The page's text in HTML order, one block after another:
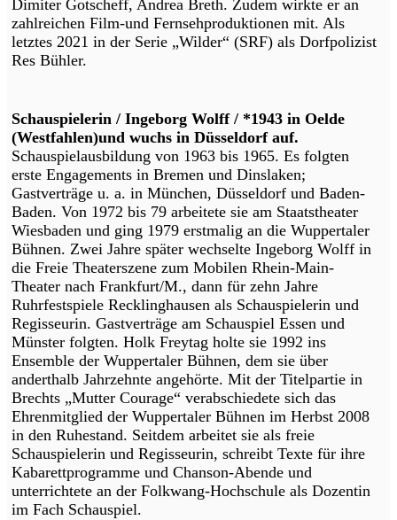
Dimiter Gotscheff, Andrea Breth. Zudem wirkte er an
zahlreichen Film-und Fernsehproduktionen mit. Als
letztes 2021 in der Serie „Wilder“ (SRF) als Dorfpolizist
Res Bühler.
Schauspielerin / Ingeborg Wolff / *1943 in Oelde
(Westfahlen)und wuchs in Düsseldorf auf.
Schauspielausbildung von 1963 bis 1965. Es folgten
erste Engagements in Bremen und Dinslaken;
Gastverträge u. a. in München, Düsseldorf und Baden-
Baden. Von 1972 bis 79 arbeitete sie am Staatstheater
Wiesbaden und ging 1979 erstmalig an die Wuppertaler
Bühnen. Zwei Jahre später wechselte Ingeborg Wolff in
die Freie Theaterszene zum Mobilen Rhein-Main-
Theater nach Frankfurt/M., dann für zehn Jahre
Ruhrfestspiele Recklinghausen als Schauspielerin und
Regisseurin. Gastverträge am Schauspiel Essen und
Münster folgten. Holk Freytag holte sie 1992 ins
Ensemble der Wuppertaler Bühnen, dem sie über
anderthalb Jahrzehnte angehörte. Mit der Titelpartie in
Brechts „Mutter Courage“ verabschiedete sich das
Ehrenmitglied der Wuppertaler Bühnen im Herbst 2008
in den Ruhestand. Seitdem arbeitet sie als freie
Schauspielerin und Regisseurin, schreibt Texte für ihre
Kabarettprogramme und Chanson-Abende und
unterrichtete an der Folkwang-Hochschule als Dozentin
im Fach Schauspiel.